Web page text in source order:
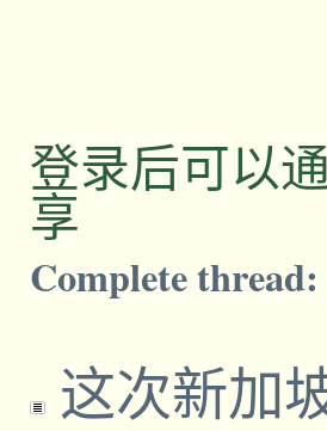
登录后可以
享
Complete thread:
这次新加